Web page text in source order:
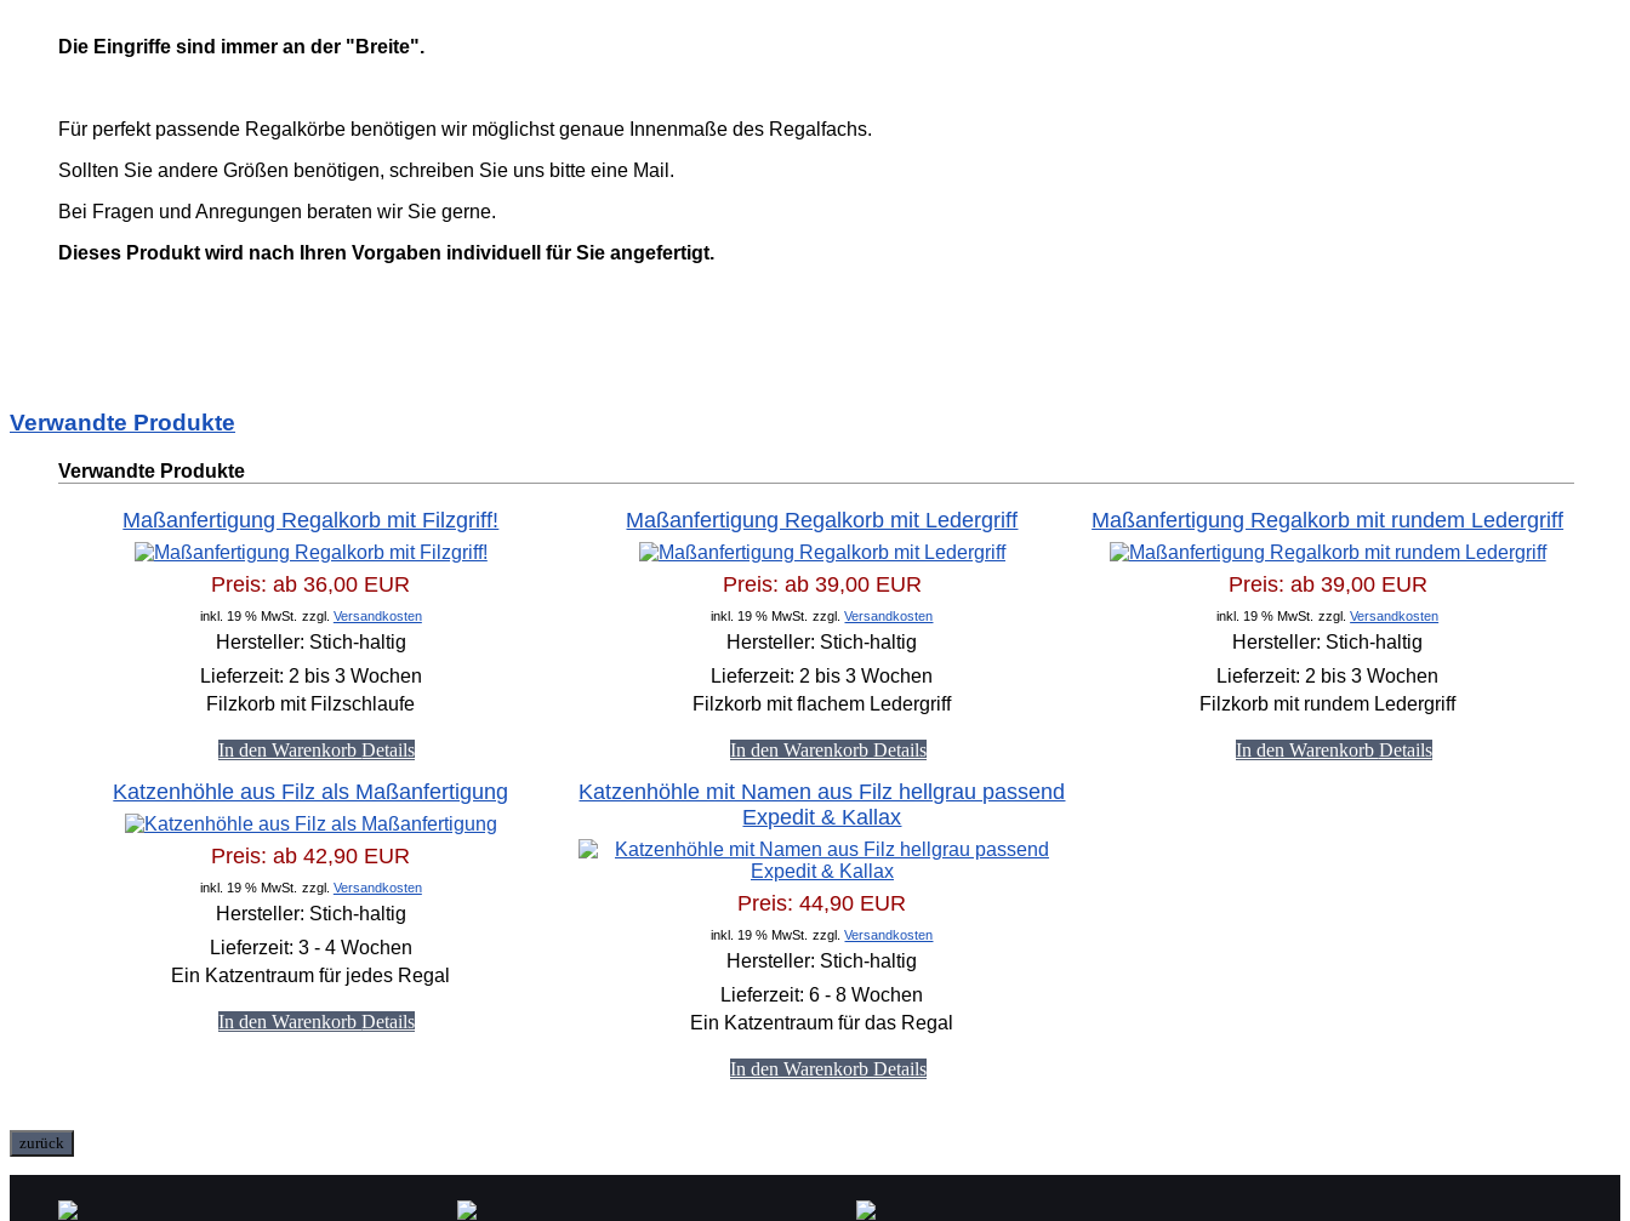
Die Eingriffe sind immer an der "Breite".
Für perfekt passende Regalkörbe benötigen wir möglichst genaue Innenmaße des Regalfachs.
Sollten Sie andere Größen benötigen, schreiben Sie uns bitte eine Mail.
Bei Fragen und Anregungen beraten wir Sie gerne.
Dieses Produkt wird nach Ihren Vorgaben individuell für Sie angefertigt.
Verwandte Produkte
Verwandte Produkte
Maßanfertigung Regalkorb mit Filzgriff!
Preis: ab36,00 EUR
inkl. 19 % MwSt. zzgl. Versandkosten
Hersteller: Stich-haltig
Lieferzeit: 2 bis 3 Wochen
Filzkorb mit Filzschlaufe
In den WarenkorbDetails
Maßanfertigung Regalkorb mit Ledergriff
Preis: ab 39,00 EUR
inkl. 19 % MwSt. zzgl.Versandkosten
Hersteller: Stich-haltig
Lieferzeit: 2 bis 3 Wochen
Filzkorb mit flachem Ledergriff
In den Warenkorb Details
Maßanfertigung Regalkorb mit rundem Ledergriff
Preis: ab 39,00 EUR
inkl. 19 % MwSt. zzgl.Versandkosten
Hersteller: Stich-haltig
Lieferzeit: 2 bis 3 Wochen
Filzkorb mit rundem Ledergriff
In den Warenkorb Details
Katzenhöhle aus Filz als Maßanfertigung
Preis: ab42,90 EUR
inkl. 19 % MwSt. zzgl. Versandkosten
Hersteller: Stich-haltig
Lieferzeit: 3 - 4 Wochen
Ein Katzentraum für jedes Regal
In den WarenkorbDetails
Katzenhöhle mit Namen aus Filz hellgrau passend
Expedit & Kallax
Preis:44,90 EUR
inkl. 19 % MwSt. zzgl.Versandkosten
Hersteller: Stich-haltig
Lieferzeit:6 - 8 Wochen
Ein Katzentraum für das Regal
In den Warenkorb Details